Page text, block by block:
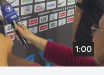
1:00